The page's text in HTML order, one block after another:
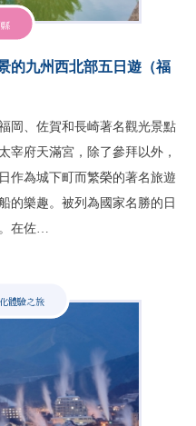
的九州西北部五日遊（福
岡、佐賀和長崎著名觀光景點
宰府天滿宮，除了參拜以外，
作為城下町而繁榮的著名旅遊
的樂趣。被列為國家名勝的日
在佐…
體驗之旅